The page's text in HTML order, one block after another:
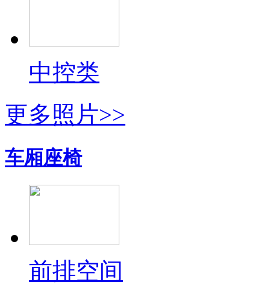
中控类
更多照片>>
车厢座椅
前排空间